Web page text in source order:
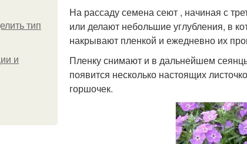
тип
и
На рассаду семена сеют , начиная с
или делают небольшие углубления, в
накрывают пленкой и ежедневно их
Пленку снимают и в дальнейшем
появится несколько настоящих
горшочек.